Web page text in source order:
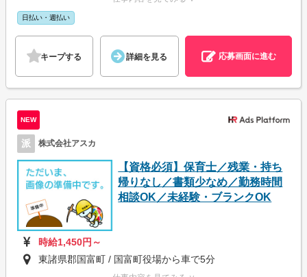
日払い・週払い
キープする 詳細を見る 応募画面に進む
NEW
派 株式会社アスカ
【資格必須】保育士／残業・持ち
帰りなし／書類少なめ／勤務時間
相談OK／未経験・ブランクOK
時給1,450円～
東諸県郡国富町 / 国富町役場から車で5分